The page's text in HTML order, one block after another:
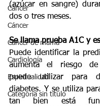
Cáncer
Cáncer
Cáncer de mama
Cardiología
Espiritualidad
Categoría sin título
(azúcar en sangre)
dos o tres meses.
Se llama prueba A1C y
Puede identificar la
aumenta el riesgo
puede utilizar para
diabetes. Y se utiliza
tan bien está